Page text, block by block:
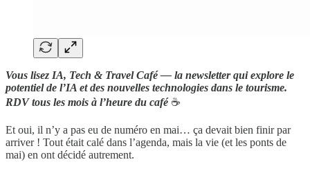
Vous lisez IA, Tech & Travel Café — la newsletter qui explore le
potentiel de l’IA et des nouvelles technologies dans le tourisme.
RDV tous les mois à l’heure du café☕️
Et oui, il n’y a pas eu de numéro en mai… ça devait bien finir par
arriver ! Tout était calé dans l’agenda, mais la vie (et les ponts de
mai) en ont décidé autrement.